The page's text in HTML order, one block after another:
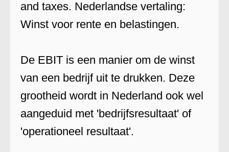
and taxes. Nederlandse vertaling:
Winst voor rente en belastingen.
De EBIT is een manier om de winst
van een bedrijf uit te drukken. Deze
grootheid wordt in Nederland ook wel
aangeduid met 'bedrijfsresultaat' of
'operationeel resultaat'.